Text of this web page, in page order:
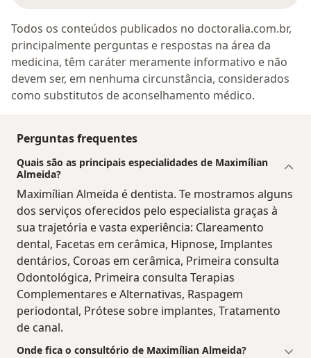
Todos os conteúdos publicados no doctoralia.com.br,
principalmente perguntas e respostas na área da
medicina, têm caráter meramente informativo e não
devem ser, em nenhuma circunstância, considerados
como substitutos de aconselhamento médico.
Perguntas frequentes
Quais são as principais especialidades de Maximílian
Almeida?
Maximílian Almeida é dentista. Te mostramos alguns
dos serviços oferecidos pelo especialista graças à
sua trajetória e vasta experiência: Clareamento
dental, Facetas em cerâmica, Hipnose, Implantes
dentários, Coroas em cerâmica, Primeira consulta
Odontológica, Primeira consulta Terapias
Complementares e Alternativas, Raspagem
periodontal, Prótese sobre implantes, Tratamento
de canal.
Onde fica o consultório de Maximílian Almeida?